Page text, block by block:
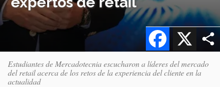
X
Facebook
Estudiantes de Mercadotecnia escucharon a líderes del mercado
del retail acerca de los retos de la experiencia del cliente en la
actualidad